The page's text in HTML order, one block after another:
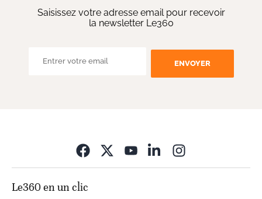
Saisissez votre adresse email pour recevoir
la newsletter Le360
ENVOYER
Le360 en un clic